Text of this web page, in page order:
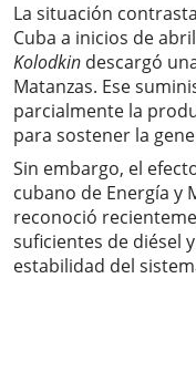
La situación
Cuba a inicios de
Kolodkin descargó
Matanzas. Ese
parcialmente la
para sostener la
Sin embargo, el
cubano de Energía y
reconoció
suficientes de diésel
estabilidad del